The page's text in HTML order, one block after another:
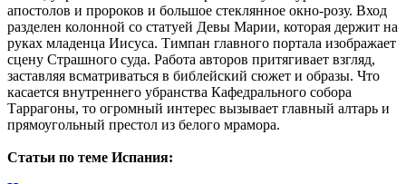
апостолов и пророков и большое стеклянное окно-розу. Вход
разделен колонной со статуей Девы Марии, которая держит на
руках младенца Иисуса. Тимпан главного портала изображает
сцену Страшного суда. Работа авторов притягивает взгляд,
заставляя всматриваться в библейский сюжет и образы. Что
касается внутреннего убранства Кафедрального собора
Таррагоны, то огромный интерес вызывает главный алтарь и
прямоугольный престол из белого мрамора.
Статьи по теме Испания: